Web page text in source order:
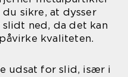
sikre, at dysser
ned, da det kan
kvaliteten.
udsat for slid, især i